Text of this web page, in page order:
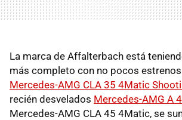
La marca de Affalterbach está
más completo con no pocos estrenos
Mercedes-AMG CLA 35 4Matic
recién desvelados Mercedes-AMG A
Mercedes-AMG CLA 45 4Matic, se